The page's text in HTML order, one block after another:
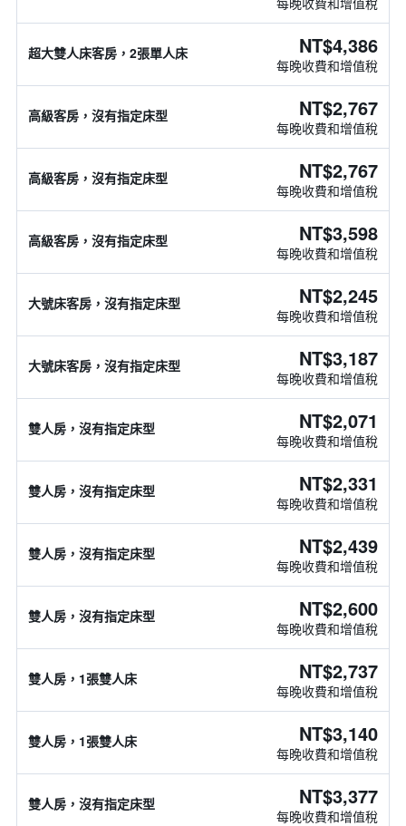
超大雙人床客房，2張單人床 NT$4,386
每晚收費和增值稅
高級客房，沒有指定床型 NT$2,767
每晚收費和增值稅
高級客房，沒有指定床型 NT$2,767
每晚收費和增值稅
高級客房，沒有指定床型 NT$3,598
每晚收費和增值稅
大號床客房，沒有指定床型 NT$2,245
每晚收費和增值稅
大號床客房，沒有指定床型 NT$3,187
每晚收費和增值稅
雙人房，沒有指定床型 NT$2,071
每晚收費和增值稅
雙人房，沒有指定床型 NT$2,331
每晚收費和增值稅
雙人房，沒有指定床型 NT$2,439
每晚收費和增值稅
雙人房，沒有指定床型 NT$2,600
每晚收費和增值稅
雙人房，1張雙人床 NT$2,737
每晚收費和增值稅
雙人房，1張雙人床 NT$3,140
每晚收費和增值稅
雙人房，沒有指定床型 NT$3,377
每晚收費和增值稅